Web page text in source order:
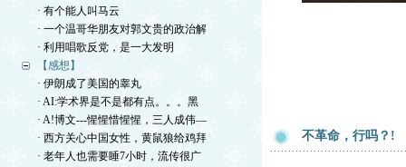
· 有个能人叫马云
· 一个温哥华朋友对郭文贵的政治解
· 利用唱歌反党，是一大发明
【感想】
· 伊朗成了美国的睾丸
· AI:学术界是不是都有点。。。黑
· A!博文---惺惺惜惺惺，三人成伟—
· 西方关心中国女性，黄鼠狼给鸡拜
· 老年人也需要睡7小时，流传很广
不革命，行吗？!